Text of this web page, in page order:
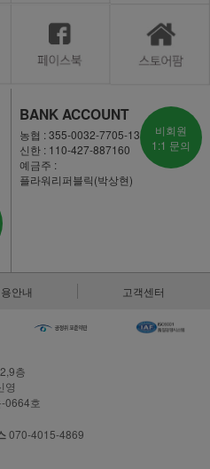
BANK ACCOUNT
농협 : 355-0032-7705-13
신한 : 110-427-887160
예금주 :
플라워리퍼블릭(박상현)
비회원
1:1 문의
안내 고객센터
층
영
0664호
070-4015-4869